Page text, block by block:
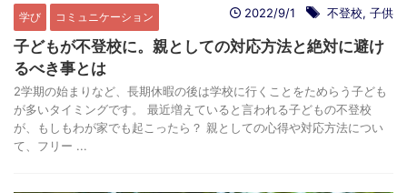
学び コミュニケーション 2022/9/1 不登校, 子供
子どもが不登校に。親としての対応方法と絶対に避け
るべき事とは
2学期の始まりなど、長期休暇の後は学校に行くことをためらう子ども
が多いタイミングです。 最近増えていると言われる子どもの不登校
が、もしもわが家でも起こったら？ 親としての心得や対応方法につい
て、フリー ...